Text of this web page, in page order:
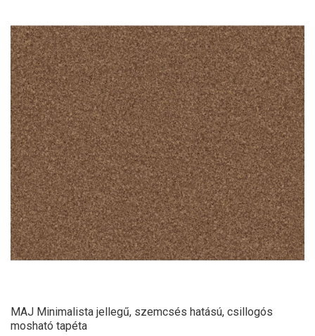
MAJ Minimalista jellegű, szemcsés hatású, csillogós
mosható tapéta